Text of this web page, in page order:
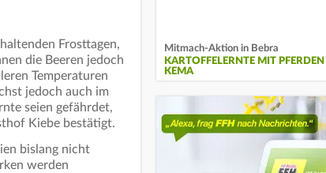
Frosttagen,
die Beeren jedoch
Temperaturen
jedoch auch im
seien gefährdet,
Kiebe bestätigt.
bislang nicht
werden
Mitmach-Aktion in Bebra
KARTOFFELERNTE MIT
KEMA